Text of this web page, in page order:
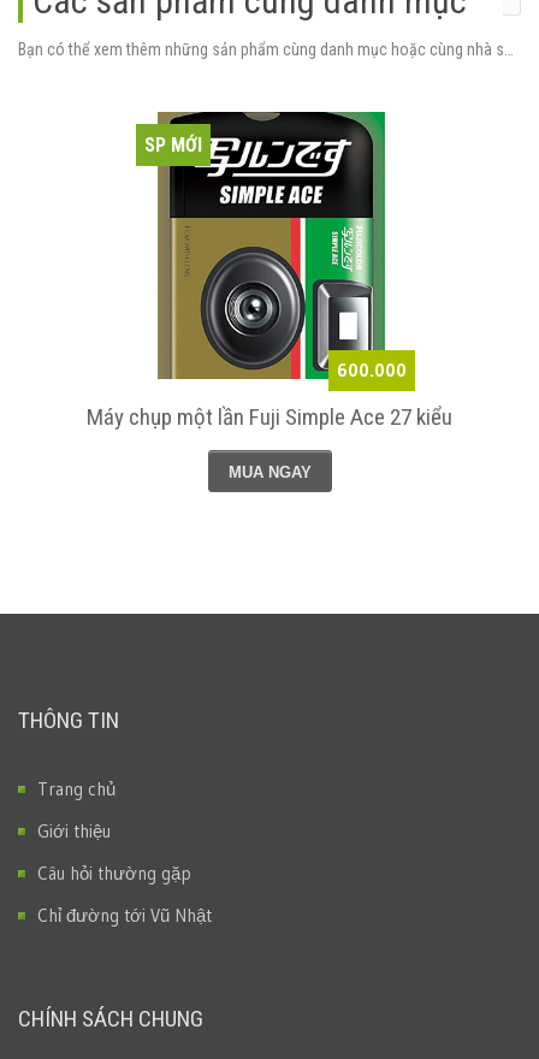
600.000
SP MỚI
Máy chụp một lần Fuji Simple Ace 27 kiểu
MUA NGAY
THÔNG TIN
Trang chủ
Giới thiệu
Câu hỏi thường gặp
Chỉ đường tới Vũ Nhật
CHÍNH SÁCH CHUNG